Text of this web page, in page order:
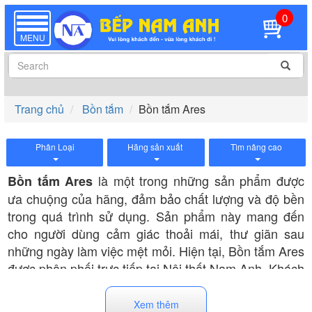
TOGGLE
NAVIGATION
MENU
0
Trang chủ Bồn tắm Bồn tắm Ares
Phân Loại Hãng sản xuất Tìm nâng cao
Bồn tắm Ares là một trong những sản phẩm được
ưa chuộng của hãng, đảm bảo chất lượng và độ bền
trong quá trình sử dụng. Sản phẩm này mang đến
cho người dùng cảm giác thoải mái, thư giãn sau
những ngày làm việc mệt mỏi. Hiện tại, Bồn tắm Ares
được phân phối trực tiếp tại Nội thất Nam Anh. Khách
hàng có thể đến đây để lựa chọn mẫu phù hợp và
Xem thêm